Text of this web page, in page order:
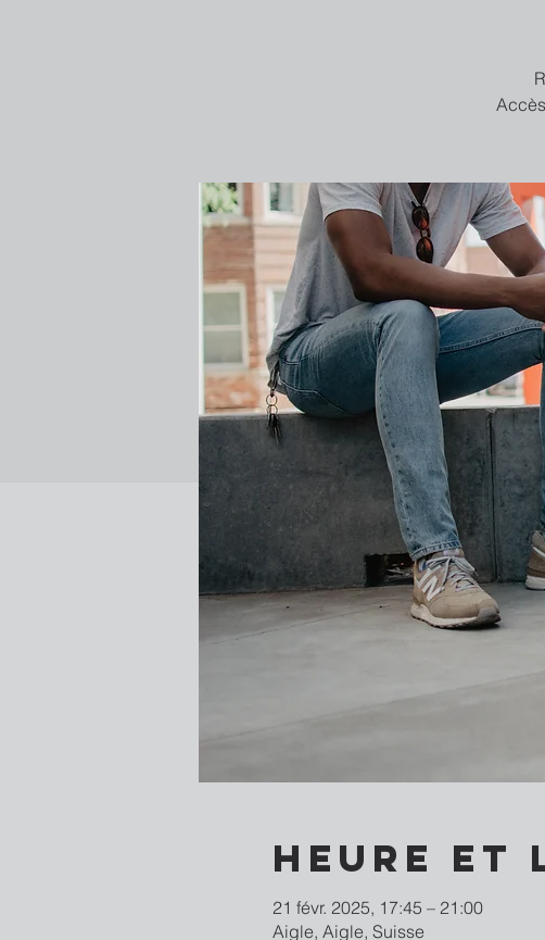
Heure et
21 févr. 2025, 17:45 – 21:00
Aigle, Aigle, Suisse